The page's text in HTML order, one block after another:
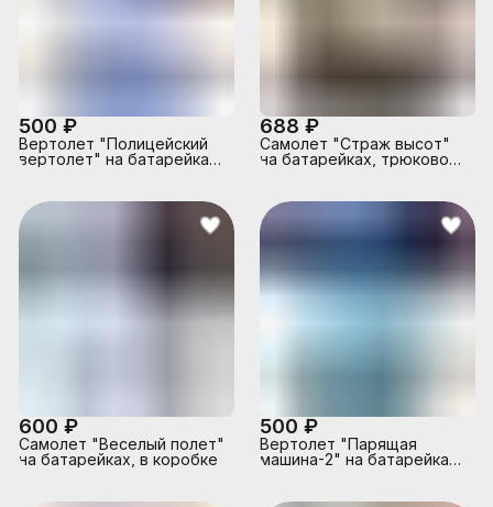
500 ₽
Вертолет "Полицейский
вертолет" на батарейках,
688 ₽
Самолет "Страж высот"
на батарейках, трюковой,
600 ₽
Самолет "Веселый полет"
на батарейках, в коробке
500 ₽
Вертолет "Парящая
машина-2" на батарейках,